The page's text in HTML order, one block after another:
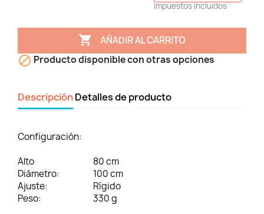
Impuestos incluidos
 AÑADIR AL CARRITO
 Producto disponible con otras opciones
DescripciónDetalles de producto
Configuración:
Alto
80 cm
Diámetro:
100 cm
Ajuste:
Rígido
Peso:
330 g